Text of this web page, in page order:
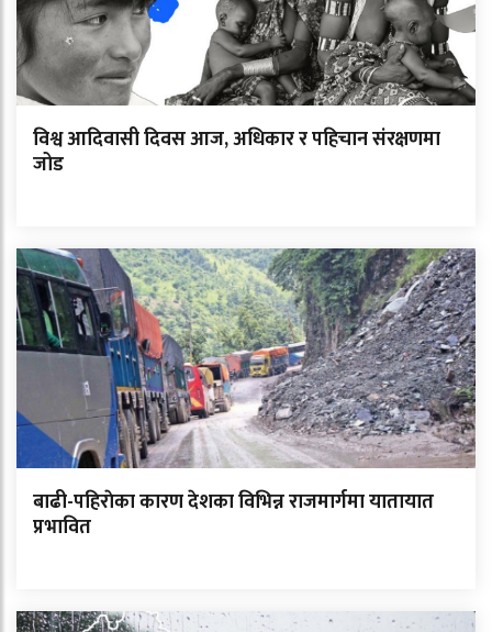
विश्व आदिवासी दिवस आज, अधिकार र पहिचान संरक्षणमा
जोड
बाढी-पहिराेका कारण देशका विभिन्न राजमार्गमा यातायात
प्रभावित